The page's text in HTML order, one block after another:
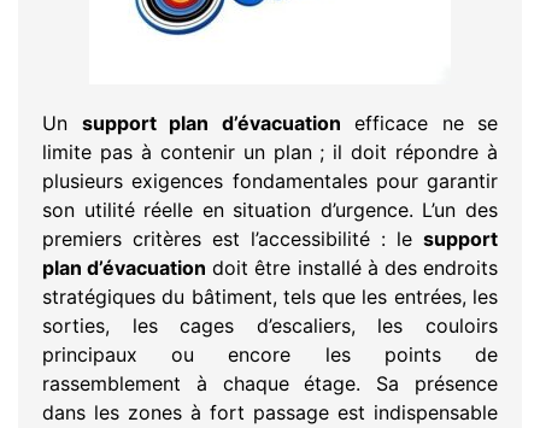
Un support plan d’évacuation efficace ne se
limite pas à contenir un plan ; il doit répondre à
plusieurs exigences fondamentales pour garantir
son utilité réelle en situation d’urgence. L’un des
premiers critères est l’accessibilité : le support
plan d’évacuation doit être installé à des endroits
stratégiques du bâtiment, tels que les entrées, les
sorties, les cages d’escaliers, les couloirs
principaux ou encore les points de
rassemblement à chaque étage. Sa présence
dans les zones à fort passage est indispensable